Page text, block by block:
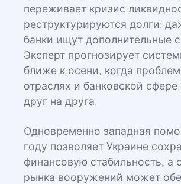
переживает кризис
реструктурируются долги:
банки ищут дополнительные
Эксперт прогнозирует
ближе к осени, когда
отраслях и банковской
друг на друга.
Одновременно западная
году позволяет Украине
финансовую стабильность, а
рынка вооружений может